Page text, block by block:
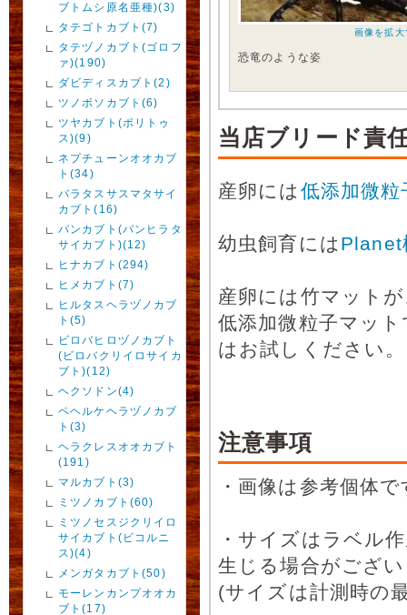
ブトムシ原名亜種)(3)
タテゴトカブト(7)
タテヅノカブト(ゴロフ
ァ)(190)
ダビディスカブト(2)
ツノボソカブト(6)
ツヤカブト(ポリトゥ
ス)(9)
ネプチューンオオカブ
ト(34)
バラタスサスマタサイ
カブト(16)
パンカブト(パンヒラタ
サイカブト)(12)
ヒナカブト(294)
ヒメカブト(7)
ヒルタスヘラヅノカブ
ト(5)
ビロバヒロヅノカブト
(ビロバクリイロサイカ
ブト)(12)
ヘクソドン(4)
ペヘルケヘラヅノカブ
ト(3)
ヘラクレスオオカブト
(191)
マルカブト(3)
ミツノカブト(60)
ミツノセスジクリイロ
サイカブト(ビコルニ
ス)(4)
メンガタカブト(50)
モーレンカンプオオカ
ブト(17)
画像を拡大
恐竜のような姿
当店ブリード責
産卵には 低添加微
幼虫飼育には
産卵には竹マット
低添加微粒子マッ
はお試しください。
注意事項
・画像は参考個体
・サイズはラベル
生じる場合がござ
(サイズは計測時の